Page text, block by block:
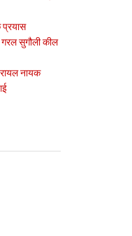
प्रयास
गरल सुगौली कील
नायक